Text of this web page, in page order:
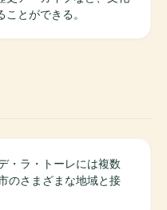
とができる。
・ラ・トーレには複数
のさまざまな地域と接